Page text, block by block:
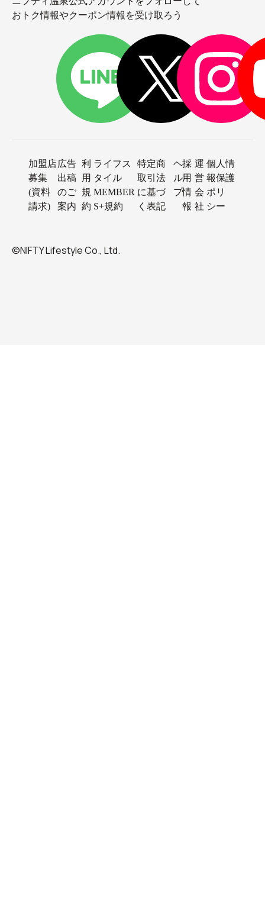
おトク情報やクーポン情報を受け取ろう
加盟店
募集
(資料
請求)
広告
出稿
のご
案内
利
用
規
約
ライフス
タイル
MEMBER
S+規約
特定商
取引法
に基づ
く表記
ヘ
ル
プ
採
用
情
報
運
営
会
社
個人情
報保護
ポリ
シー
©NIFTY Lifestyle Co., Ltd.